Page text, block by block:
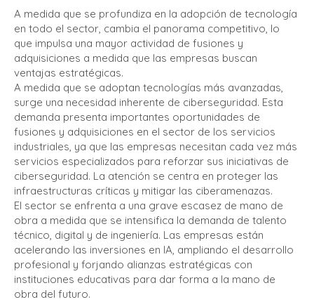
A medida que se profundiza en la adopción de tecnología
en todo el sector, cambia el panorama competitivo, lo
que impulsa una mayor actividad de fusiones y
adquisiciones a medida que las empresas buscan
ventajas estratégicas.
A medida que se adoptan tecnologías más avanzadas,
surge una necesidad inherente de ciberseguridad. Esta
demanda presenta importantes oportunidades de
fusiones y adquisiciones en el sector de los servicios
industriales, ya que las empresas necesitan cada vez más
servicios especializados para reforzar sus iniciativas de
ciberseguridad. La atención se centra en proteger las
infraestructuras críticas y mitigar las ciberamenazas.
El sector se enfrenta a una grave escasez de mano de
obra a medida que se intensifica la demanda de talento
técnico, digital y de ingeniería. Las empresas están
acelerando las inversiones en IA, ampliando el desarrollo
profesional y forjando alianzas estratégicas con
instituciones educativas para dar forma a la mano de
obra del futuro.